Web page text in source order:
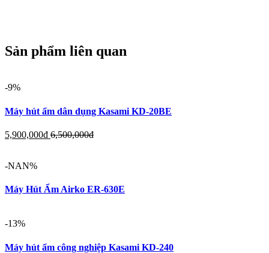
Sản phẩm liên quan
-9%
Máy hút ẩm dân dụng Kasami KD-20BE
5,900,000đ 6,500,000đ
-NAN%
Máy Hút Ẩm Airko ER-630E
-13%
Máy hút ẩm công nghiệp Kasami KD-240